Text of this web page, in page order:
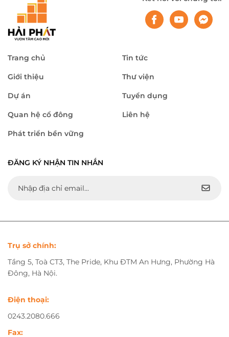
Trang chủ
Giới thiệu
Dự án
Quan hệ cổ đông
Phát triển bền vững
Tin tức
Thư viện
Tuyển dụng
Liên hệ
ĐĂNG KÝ NHẬN TIN NHẮN
Trụ sở chính:
Tầng 5, Toà CT3, The Pride, Khu ĐTM An Hưng, Phường Hà
Đông, Hà Nội.
Điện thoại:
0243.2080.666
Fax: